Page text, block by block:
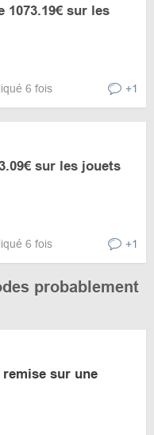
sur les
6 fois +1
sur les jouets
6 fois +1
probablement
sur une